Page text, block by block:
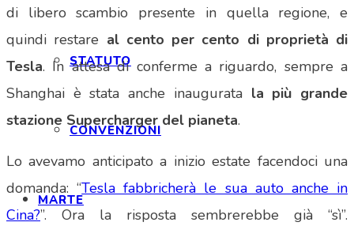
STATUTO
CONVENZIONI
MARTE
di libero scambio presente in quella regione, e
quindi restare al cento per cento di proprietà di
Tesla. In attesa di conferme a riguardo, sempre a
Shanghai è stata anche inaugurata la più grande
stazione Supercharger del pianeta.
Lo avevamo anticipato a inizio estate facendoci una
domanda: “Tesla fabbricherà le sua auto anche in
Cina?”. Ora la risposta sembrerebbe già “sì”.